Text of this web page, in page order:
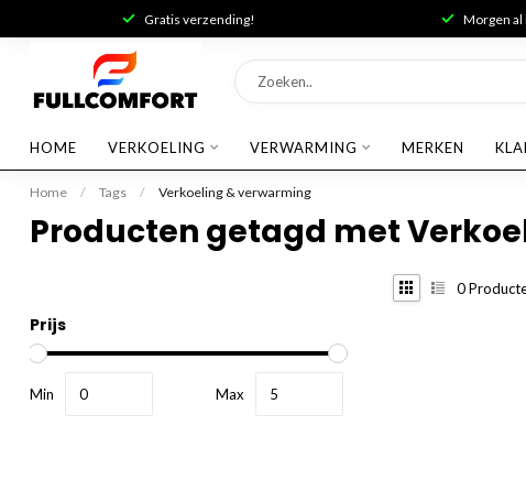
Gratis verzending! Morgen al
HOME VERKOELING VERWARMING MERKEN
Home / Tags / Verkoeling & verwarming
Producten getagd met
Prijs
Min Max
0